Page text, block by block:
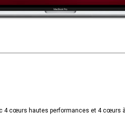
4 cœurs hautes performances et 4 cœurs